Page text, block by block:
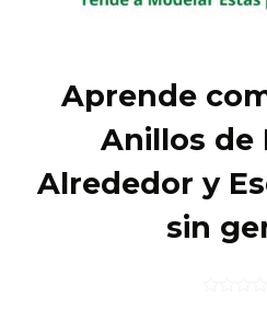
Aprende
Anillos de
Alrededor y
sin